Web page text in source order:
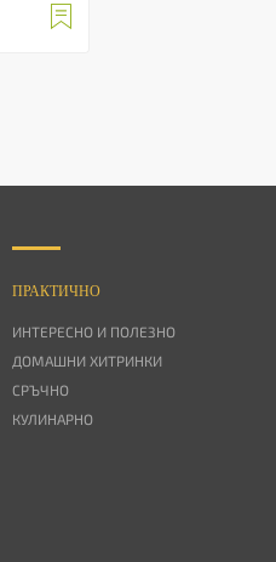

ПРАКТИЧНО
ИНТЕРЕСНО И ПОЛЕЗНО
ДОМАШНИ ХИТРИНКИ
СРЪЧНО
КУЛИНАРНО